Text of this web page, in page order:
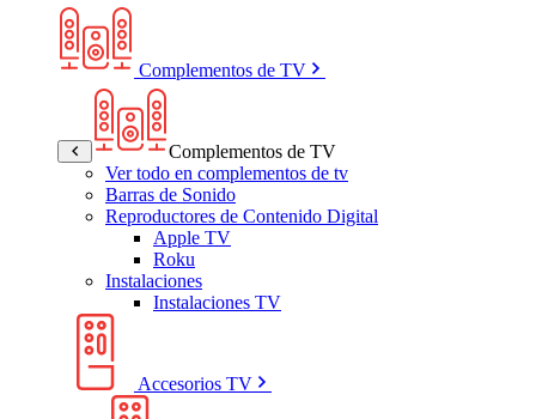
Complementos de TV
Complementos de TV
Ver todo en complementos de tv
Barras de Sonido
Reproductores de Contenido Digital
Apple TV
Roku
Instalaciones
Instalaciones TV
Accesorios TV